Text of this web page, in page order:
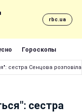
rbc.ua
Гороскопы
сестра Сенцова
сестра